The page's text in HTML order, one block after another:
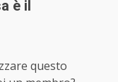
è il
questo